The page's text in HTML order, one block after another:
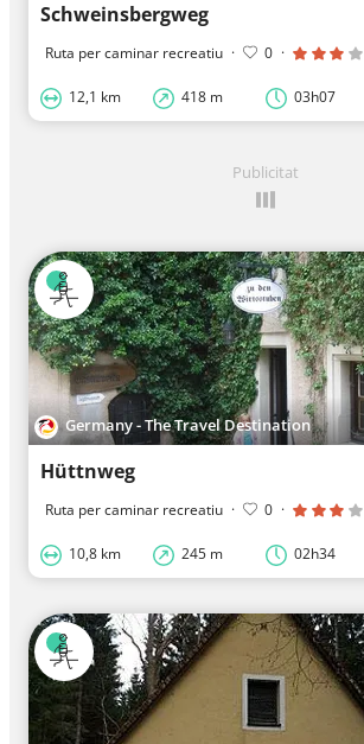
Schweinsbergweg
Ruta per caminar recreatiu · 0 ·
12,1 km 418 m 03h07
Publicitat
Germany - The Travel Destination
Hüttnweg
Ruta per caminar recreatiu · 0 ·
10,8 km 245 m 02h34